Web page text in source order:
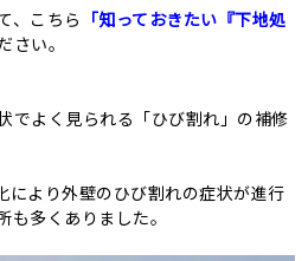
、こちら 「知っておきたい『下地処
さい。
でよく見られる「ひび割れ」の補修
により外壁のひび割れの症状が進行
も多くありました。